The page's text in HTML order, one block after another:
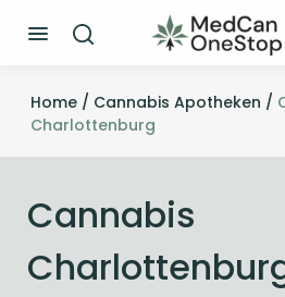
Home / Cannabis Apotheken /
Charlottenburg
Cannabis